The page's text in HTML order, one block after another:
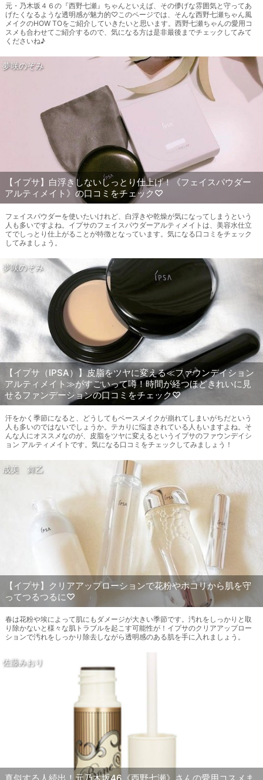
元・乃木坂４６の『西野七瀬』ちゃんといえば、その儚げな雰囲気と守ってあ
げたくなるような透明感が魅力的♡このページでは、そんな西野七瀬ちゃん風
メイクのHOW TOをご紹介していきたいと思います。西野七瀬ちゃんの愛用コ
スメも合わせてご紹介するので、気になる方は是非最後までチェックしてみて
くださいね♪
夢咲のぞみ
【イプサ】白浮きしないしっとり仕上げ！《フェイスパウダー
アルティメイト》の口コミをチェック♡
フェイスパウダーを使いたいけれど、白浮きや乾燥が気になってしまうという
人も多いですよね。イプサのフェイスパウダーアルティメイトは、美容水仕立
てでしっとり仕上がることが特徴となっています。気になる口コミをチェック
してみましょう。
夢咲のぞみ
【イプサ（IPSA）】皮脂をツヤに変える≪ファウンデイション
アルティメイト≫がすごいって噂！時間が経つほどきれいに見
せるファンデーションの口コミをチェック♡
汗をかく季節になると、どうしてもベースメイクが崩れてしまいがちだという
人も多いのではないでしょうか。テカりに悩まされている人もいますよね。そ
んな人にオススメなのが、皮脂をツヤに変えるというイプサのファウンデイシ
ョン アルティメイトです。気になる口コミをチェックしてみましょう！
成美 舞乙
【イプサ】クリアアップローションで花粉やホコリから肌を守
ってつるつるに♡
春は花粉や埃によって肌にもダメージが大きい季節です。汚れをしっかりと取
り除かないと様々な肌トラブルを起こす可能性が！イプサのクリアアップロー
ションで汚れをしっかり除去しながら透明感のある肌を手に入れましょう。
佐藤みおり